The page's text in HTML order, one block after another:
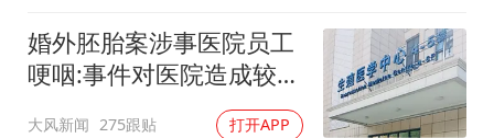
婚外胚胎案涉事医院员工
哽咽:事件对医院造成较大
大风新闻 275跟贴 打开APP